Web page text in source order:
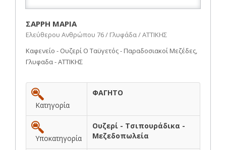
ΣΑΡΡΗ ΜΑΡΙΑ
Ελεύθερου Ανθρώπου 76 / Γλυφάδα / ΑΤΤΙΚΗΣ
Καφενείο - Ουζερί Ο Ταϋγετός - Παραδοσιακοί Μεζέδες,
Γλυφαδα - ΑΤΤΙΚΗΣ
Κατηγορία
ΦΑΓΗΤΟ
Υποκατηγορία
Ουζερί - Τσιπουράδικα -
Μεζεδοπωλεία